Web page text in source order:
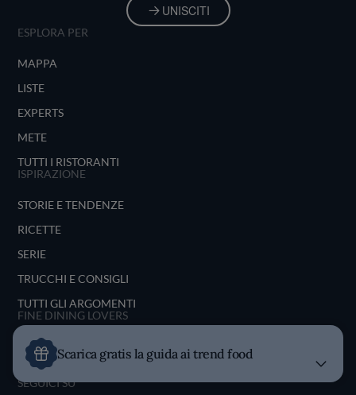
UNISCITI
ESPLORA PER
MAPPA
LISTE
EXPERTS
METE
TUTTI I RISTORANTI
ISPIRAZIONE
STORIE E TENDENZE
RICETTE
SERIE
TRUCCHI E CONSIGLI
TUTTI GLI ARGOMENTI
FINE DINING LOVERS
CHI SIAMO
UNISCITI FDL
SEGUICI SU
Scarica gratis la guida ai trend food